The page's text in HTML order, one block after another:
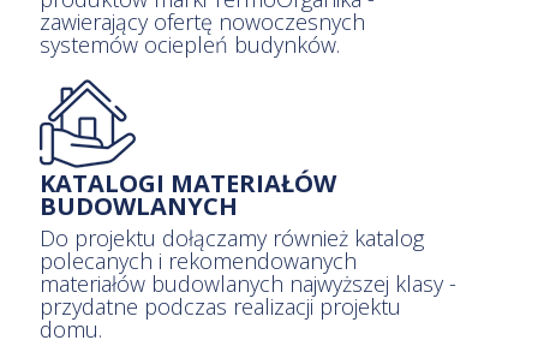
zawierający ofertę nowoczesnych
systemów ociepleń budynków.
KATALOGI MATERIAŁÓW
BUDOWLANYCH
Do projektu dołączamy również katalog
polecanych i rekomendowanych
materiałów budowlanych najwyższej klasy -
przydatne podczas realizacji projektu
domu.